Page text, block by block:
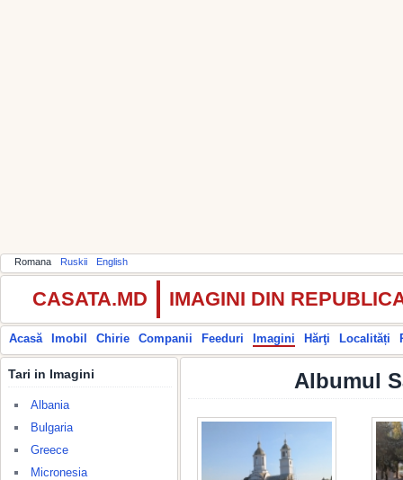
Romana Ruskii English
CASATA.MD IMAGINI DIN
Acasă Imobil Chirie Companii Feeduri Imagini Hărţi Localități
Tari in Imagini
Albania
Bulgaria
Greece
Micronesia
Albumul